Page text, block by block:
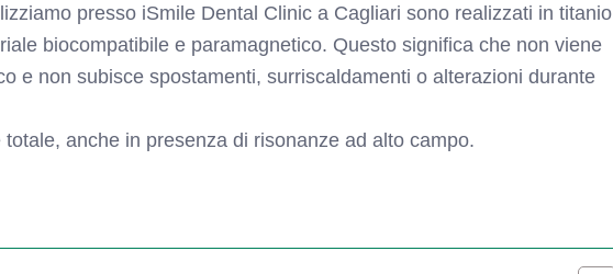
presso iSmile Dental Clinic a Cagliari sono realizzati in titanio
biocompatibile e paramagnetico. Questo significa che non viene
e non subisce spostamenti, surriscaldamenti o alterazioni durante
anche in presenza di risonanze ad alto campo.